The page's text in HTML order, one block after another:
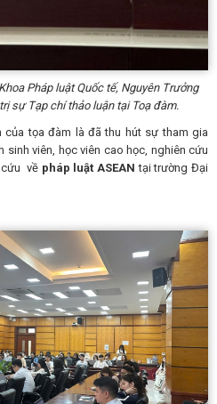
Pháp luật Quốc tế, Nguyên Trưởng
sự Tạp chí thảo luận tại Toạ đàm.
tọa đàm là đã thu hút sự tham gia
viên, học viên cao học, nghiên cứu
cứu về p háp luật ASEAN tại trường Đại